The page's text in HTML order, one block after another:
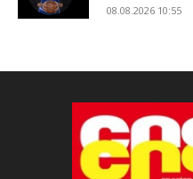
08.08.2026 10:55